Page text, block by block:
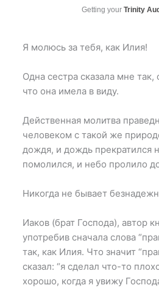
Getting yourTrinity
Я молюсь за тебя, как Илия!
Одна сестра сказала мне
что она имела в виду.
Действенная молитва
человеком с такой же
дождя, и дождь прекратился
помолился, и небо пролило
Никогда не бывает
Иаков (брат Господа), автор
употребив сначала слова
так, как Илия. Что значит
сказал: “я сделал что-то
хорошо, когда я увижу